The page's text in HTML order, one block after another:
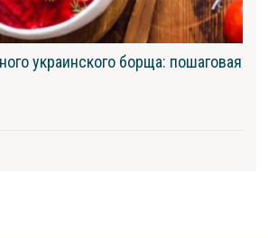
украинского борща: пошаговая